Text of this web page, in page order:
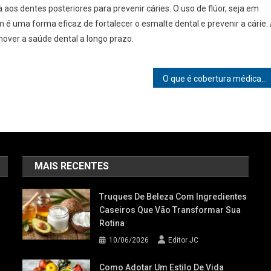
dentes posteriores para prevenir cáries. O uso de flúor, seja em
uma forma eficaz de fortalecer o esmalte dental e prevenir a cárie.
a saúde dental a longo prazo.
MAIS RECENTES
Truques De Beleza Com Ingredientes
Caseiros Que Vão Transformar Sua
Rotina
10/06/2026 Editor JC
Como Adotar Um Estilo De Vida